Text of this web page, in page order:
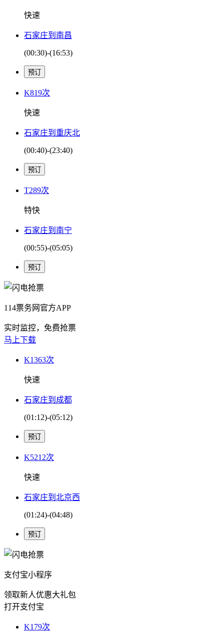
快速
石家庄到南昌
(00:30)-(16:53)
K819次
快速
石家庄到重庆北
(00:40)-(23:40)
T289次
特快
石家庄到南宁
(00:55)-(05:05)
114票务网官方APP
实时监控，免费抢票
马上下载
K1363次
快速
石家庄到成都
(01:12)-(05:12)
K5212次
快速
石家庄到北京西
(01:24)-(04:48)
支付宝小程序
领取新人优惠大礼包
打开支付宝
K179次